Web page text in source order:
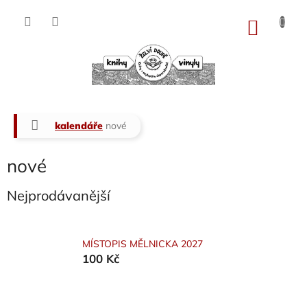
Domů
kalendáře nové
nové
Nejprodávanější
MÍSTOPIS MĚLNICKA 2027
100 Kč